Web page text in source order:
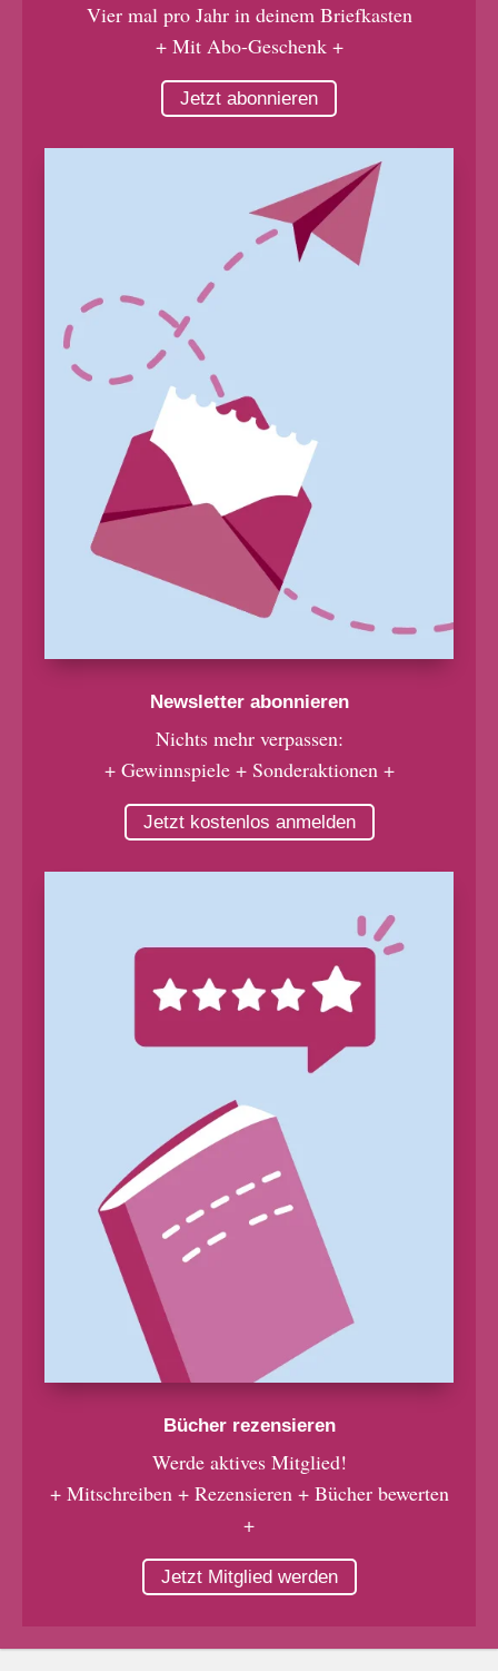
Vier mal pro Jahr in deinem Briefkasten
+ Mit Abo-Geschenk +
Jetzt abonnieren
Newsletter abonnieren
Nichts mehr verpassen:
+ Gewinnspiele + Sonderaktionen +
Jetzt kostenlos anmelden
Bücher rezensieren
Werde aktives Mitglied!
+ Mitschreiben + Rezensieren + Bücher bewerten
+
Jetzt Mitglied werden